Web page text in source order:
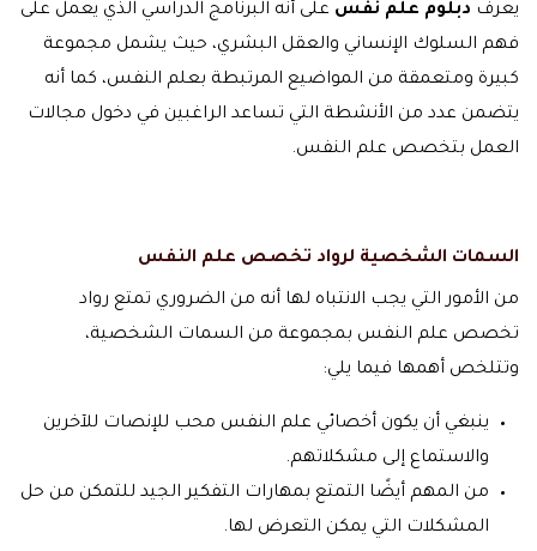
يعرف دبلوم علم نفس على أنه البرنامج الدراسي الذي يعمل على
فهم السلوك الإنساني والعقل البشري، حيث يشمل مجموعة
كبيرة ومتعمقة من المواضيع المرتبطة بعلم النفس، كما أنه
يتضمن عدد من الأنشطة التي تساعد الراغبين في دخول مجالات
العمل بتخصص علم النفس.
السمات الشخصية لرواد تخصص علم النفس
من الأمور التي يجب الانتباه لها أنه من الضروري تمتع رواد
تخصص علم النفس بمجموعة من السمات الشخصية،
وتتلخص أهمها فيما يلي:
ينبغي أن يكون أخصائي علم النفس محب للإنصات للآخرين
والاستماع إلى مشكلاتهم.
من المهم أيضًا التمتع بمهارات التفكير الجيد للتمكن من حل
المشكلات التي يمكن التعرض لها.